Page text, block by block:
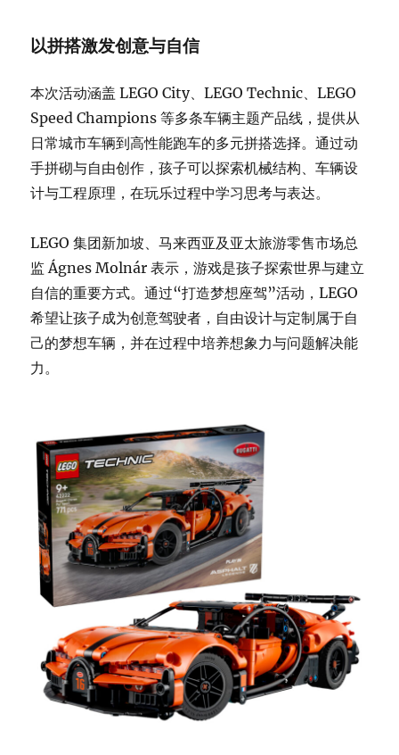
以拼搭激发创意与自信
本次活动涵盖 LEGO City、LEGO Technic、LEGO
Speed Champions 等多条车辆主题产品线，提供从
日常城市车辆到高性能跑车的多元拼搭选择。通过动
手拼砌与自由创作，孩子可以探索机械结构、车辆设
计与工程原理，在玩乐过程中学习思考与表达。
LEGO 集团新加坡、马来西亚及亚太旅游零售市场总
监 Ágnes Molnár 表示，游戏是孩子探索世界与建立
自信的重要方式。通过“打造梦想座驾”活动，LEGO
希望让孩子成为创意驾驶者，自由设计与定制属于自
己的梦想车辆，并在过程中培养想象力与问题解决能
力。